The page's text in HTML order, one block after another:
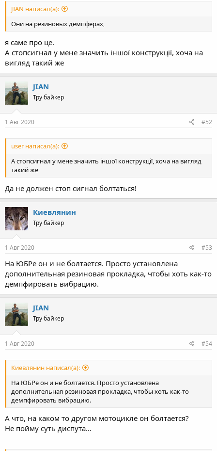
JIAN написал(а):
Они на резиновых демпферах,
я саме про це.
А стопсигнал у мене значить іншої конструкції, хоча на
вигляд такий же
JIAN
Тру байкер
1 Авг 2020 #52
user написал(а):
А стопсигнал у мене значить іншої конструкції, хоча на вигляд
такий же
Да не должен стоп сигнал болтаться!
Киевлянин
Тру байкер
1 Авг 2020 #53
На ЮБРе он и не болтается. Просто установлена
дополнительная резиновая прокладка, чтобы хоть как-то
демпфировать вибрацию.
JIAN
Тру байкер
1 Авг 2020 #54
Киевлянин написал(а):
На ЮБРе он и не болтается. Просто установлена
дополнительная резиновая прокладка, чтобы хоть как-то
демпфировать вибрацию.
А что, на каком то другом мотоцикле он болтается?
Не пойму суть диспута...